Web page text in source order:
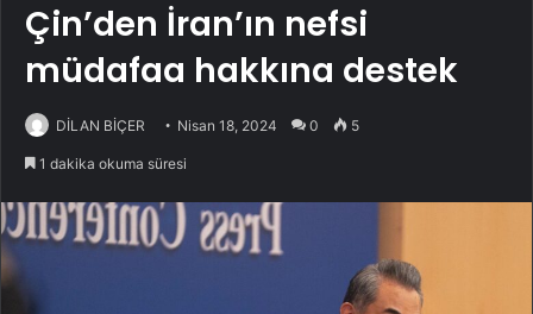
Çin’den İran’ın nefsi
müdafaa hakkına destek
DİLAN BİÇER Nisan 18, 2024 0 5
1 dakika okuma süresi